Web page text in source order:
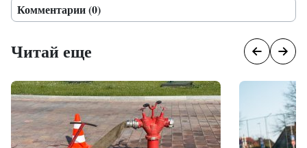
Комментарии (0)
Читай еще